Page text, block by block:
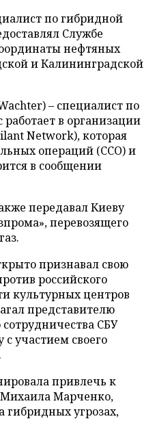
по гибридной
Службе
нефтяных
и Калининградской
– специалист по
в организации
Network), которая
операций (ССО) и
в сообщении
передавал Киеву
перевозящего
признавал свою
российского
культурных центров
представителю
СБУ
участием своего
привлечь к
Марченко,
гибридных угрозах,